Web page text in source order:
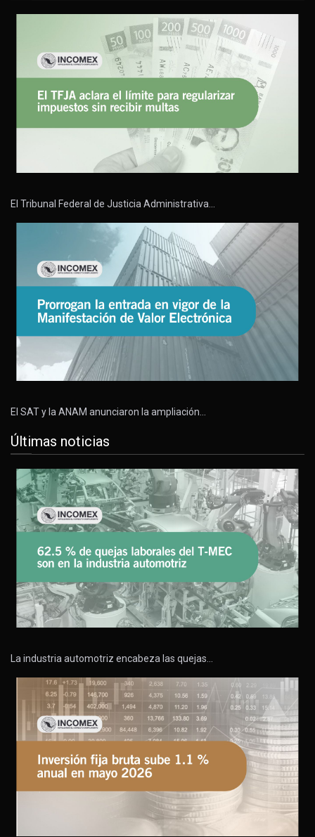
El Tribunal Federal de Justicia Administrativa…
El SAT y la ANAM anunciaron la ampliación…
Últimas noticias
La industria automotriz encabeza las quejas…